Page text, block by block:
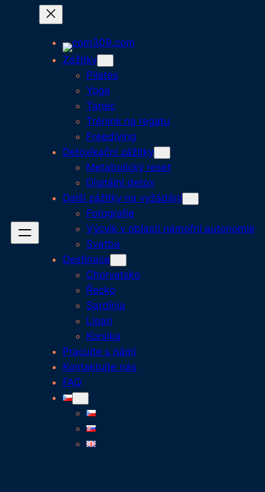
Přeskočit
Zážitky
Pilates
Yoga
Tanec
Trénink na regatu
Freediving
Detoxikační zážitky
Metabolický reset
Digitální detox
Další zážitky na vyžádání
Fotografie
Výcvik v oblasti námořní autonomie
Svatba
Destinace
Chorvatsko
Řecko
Sardínia
Lipari
Korsika
Pracujte s námi
Kontaktujte nás
FAQ